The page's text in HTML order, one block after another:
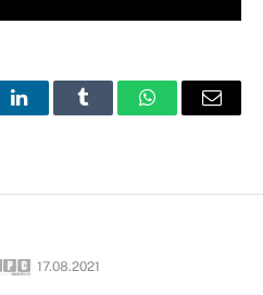
LinkedInTumblr WhatsAppEmail
17.08.2021